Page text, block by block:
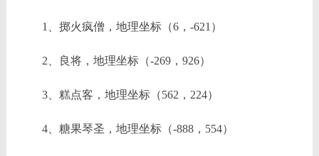
1、掷火疯僧，地理坐标（6，-621）
2、良将，地理坐标（-269，926）
3、糕点客，地理坐标（562，224）
4、糖果琴圣，地理坐标（-888，554）